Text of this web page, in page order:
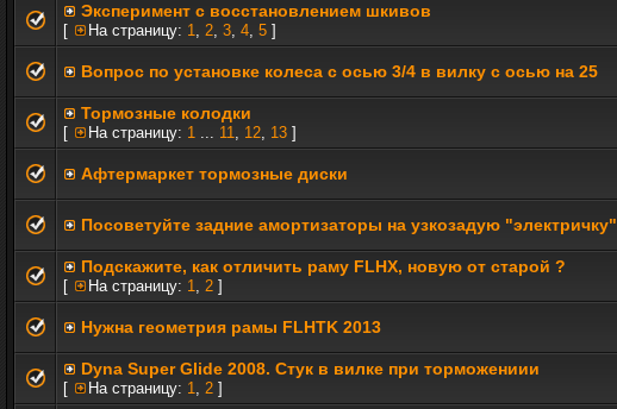
Эксперимент с восстановлением шкивов
[ На страницу: 1, 2, 3, 4, 5 ]
Вопрос по установке колеса с осью 3/4 в вилку с осью на 25
Тормозные колодки
[ На страницу: 1 ... 11, 12, 13 ]
Афтермаркет тормозные диски
Посоветуйте задние амортизаторы на узкозадую "электричку"
Подскажите, как отличить раму FLHX, новую от старой ?
[ На страницу: 1, 2 ]
Нужна геометрия рамы FLHTK 2013
Dyna Super Glide 2008. Стук в вилке при торможениии
[ На страницу: 1, 2 ]